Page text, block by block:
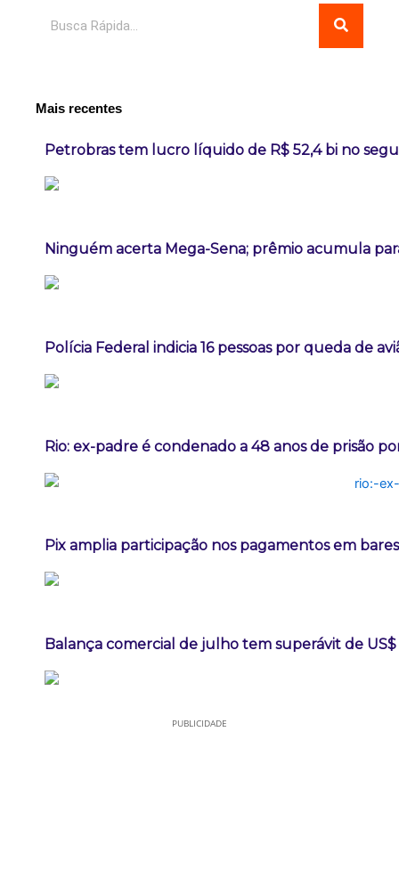
Mais recentes
Petrobras tem lucro líquido de R$ 52,4 bi no
Ninguém acerta Mega-Sena; prêmio acumula
Polícia Federal indicia 16 pessoas por queda de
Rio: ex-padre é condenado a 48 anos de prisão
Pix amplia participação nos pagamentos em
Balança comercial de julho tem superávit de
PUBLICIDADE